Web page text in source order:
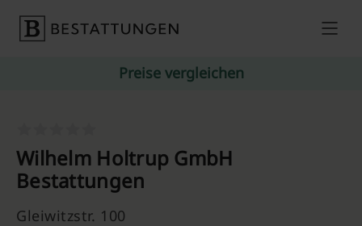
Preise vergleichen
Wilhelm Holtrup GmbH
Bestattungen
Gleiwitzstr. 100